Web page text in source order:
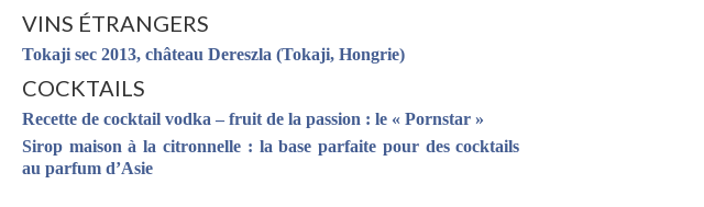
VINS ÉTRANGERS
Tokaji sec 2013, château Dereszla (Tokaji, Hongrie)
COCKTAILS
Recette de cocktail vodka – fruit de la passion : le « Pornstar »
Sirop maison à la citronnelle : la base parfaite pour des cocktails
au parfum d’Asie